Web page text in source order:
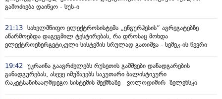
გამოძიება დაიწყო - სუს-ი
21:13 სახელმწიფო ელექტროსისტემა „ენგურჰესის“ აგრეგატებზე
აწარმოებდა დაგეგმილ ტესტირებას, რა დროსაც მოხდა
ელექტროენერგეტიკული სისტემის სრულად გათიშვა - სემეკ-ის წევრი
19:42
უკრაინა გააგრძელებს რუსეთის გამშვები დანადგარების
განადგურებას, ასევე იმუშავებს საკუთარი ბალისტიკური
რაკეტსაწინააღმდეგო სისტემის შექმნაზე - ვოლოდიმირ ზელენსკი